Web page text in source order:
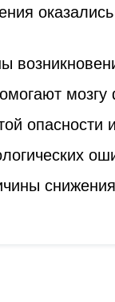
опасности